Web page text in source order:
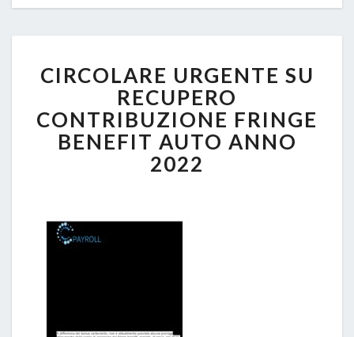
URGENTE
SU
RECUPERO
CONTRIBUZIONE
FRINGE
BENEFIT
CIRCOLARE URGENTE SU
RECUPERO
CONTRIBUZIONE FRINGE
BENEFIT AUTO ANNO
2022